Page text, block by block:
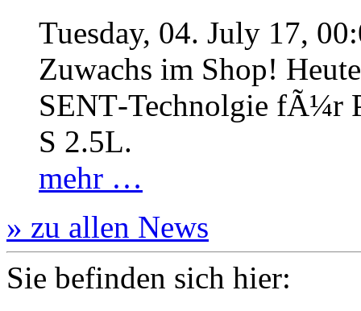
Tuesday, 04. July 17,
Zuwachs im Shop!
SENT‐Technolgie fÃ¼r
S 2.5L.
mehr …
» zu allen News
Sie befinden sich hier: